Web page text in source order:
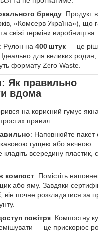
бренду: Продукт
«Комсерв Україна»), що
свіжі терміни виробництва.
: Рулон на 400 штук — це
Ідеально для великих родин,
формату Zero Waste.
Як правильно
вдома
на корисний гумус
правил:
: Наповнюйте пакет
кавовою гущею або яєчною
всередину пластик,
компост: Помістіть
або яму. Завдяки
, він почне розкладатися за
повітря: Компостну
— це прискорює